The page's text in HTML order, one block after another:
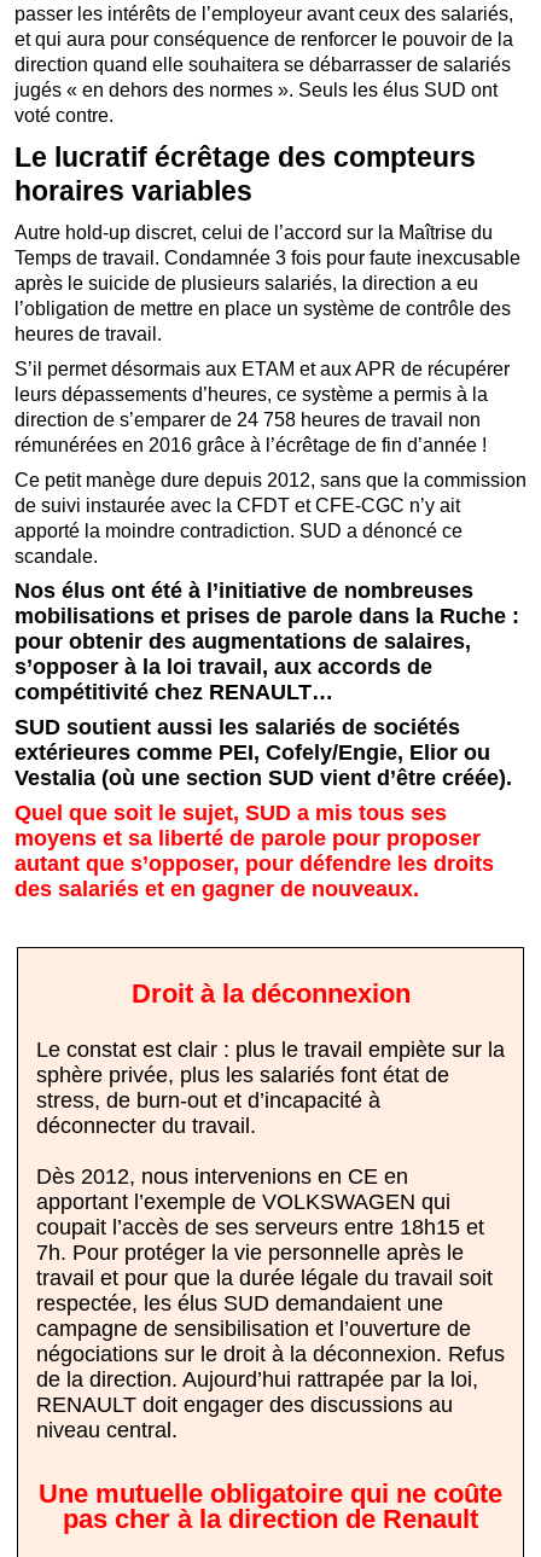
passer les intérêts de l’employeur avant ceux des salariés,
et qui aura pour conséquence de renforcer le pouvoir de la
direction quand elle souhaitera se débarrasser de salariés
jugés « en dehors des normes ». Seuls les élus SUD ont
voté contre.
Le lucratif écrêtage des compteurs
horaires variables
Autre hold-up discret, celui de l’accord sur la Maîtrise du
Temps de travail. Condamnée 3 fois pour faute inexcusable
après le suicide de plusieurs salariés, la direction a eu
l’obligation de mettre en place un système de contrôle des
heures de travail.
S’il permet désormais aux ETAM et aux APR de récupérer
leurs dépassements d’heures, ce système a permis à la
direction de s’emparer de 24 758 heures de travail non
rémunérées en 2016 grâce à l’écrêtage de fin d’année !
Ce petit manège dure depuis 2012, sans que la commission
de suivi instaurée avec la CFDT et CFE-CGC n’y ait
apporté la moindre contradiction. SUD a dénoncé ce
scandale.
Nos élus ont été à l’initiative de nombreuses
mobilisations et prises de parole dans la Ruche :
pour obtenir des augmentations de salaires,
s’opposer à la loi travail, aux accords de
compétitivité chez RENAULT…
SUD soutient aussi les salariés de sociétés
extérieures comme PEI, Cofely/Engie, Elior ou
Vestalia (où une section SUD vient d’être créée).
Quel que soit le sujet, SUD a mis tous ses
moyens et sa liberté de parole pour proposer
autant que s’opposer, pour défendre les droits
des salariés et en gagner de nouveaux.
Droit à la déconnexion
Le constat est clair : plus le travail empiète sur la
sphère privée, plus les salariés font état de
stress, de burn-out et d’incapacité à
déconnecter du travail.
Dès 2012, nous intervenions en CE en
apportant l’exemple de VOLKSWAGEN qui
coupait l’accès de ses serveurs entre 18h15 et
7h. Pour protéger la vie personnelle après le
travail et pour que la durée légale du travail soit
respectée, les élus SUD demandaient une
campagne de sensibilisation et l’ouverture de
négociations sur le droit à la déconnexion. Refus
de la direction. Aujourd’hui rattrapée par la loi,
RENAULT doit engager des discussions au
niveau central.
Une mutuelle obligatoire qui ne coûte
pas cher à la direction de Renault